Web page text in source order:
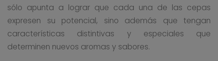
sólo apunta a lograr que cada una de las cepas
expresen su potencial, sino además que tengan
características distintivas y especiales que
determinen nuevos aromas y sabores.